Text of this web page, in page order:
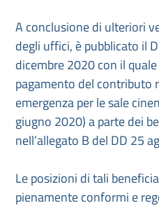
A conclusione di ulteriori
degli uffici, è pubblicato il
dicembre 2020 con il
pagamento del contributo
emergenza per le sale
giugno 2020) a parte dei
nell’allegato B del DD 25
Le posizioni di tali
pienamente conformi e